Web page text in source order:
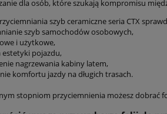
dla osób, które szukają kompromisu
szyb ceramiczne seria CTX
szyb samochodów osobowych,
i użytkowe,
estetyki pojazdu,
nagrzewania kabiny latem,
komfortu jazdy na długich trasach.
stopniom przyciemnienia możesz dobrać